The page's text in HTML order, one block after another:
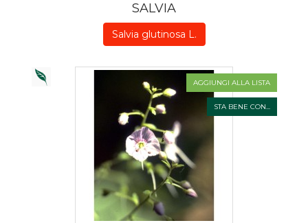
SALVIA
Salvia glutinosa L.
AGGIUNGI ALLA LISTA
STA BENE CON...